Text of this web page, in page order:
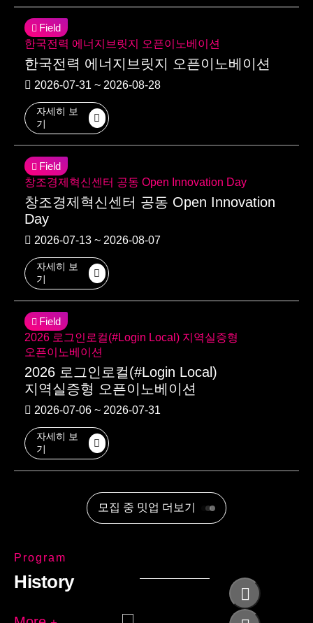
한국전력 에너지브릿지 오픈이노베이션
한국전력 에너지브릿지 오픈이노베이션
2026-07-31 ~ 2026-08-28
자세히 보
기
Field
창조경제혁신센터 공동 Open Innovation Day
창조경제혁신센터 공동 Open Innovation
Day
2026-07-13 ~ 2026-08-07
자세히 보
기
Field
2026 로그인로컬(#Login Local) 지역실증형
오픈이노베이션
2026 로그인로컬(#Login Local)
지역실증형 오픈이노베이션
2026-07-06 ~ 2026-07-31
자세히 보
기
Field
모집 중 밋업 더보기
Program
History